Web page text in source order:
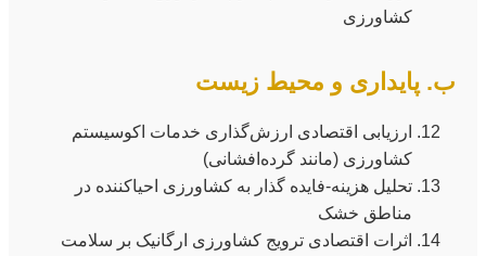
کشاورزی
ب. پایداری و محیط زیست
ارزیابی اقتصادی ارزش‌گذاری خدمات اکوسیستم
کشاورزی (مانند گرده‌افشانی)
تحلیل هزینه-فایده گذار به کشاورزی احیاکننده در
مناطق خشک
اثرات اقتصادی ترویج کشاورزی ارگانیک بر سلامت